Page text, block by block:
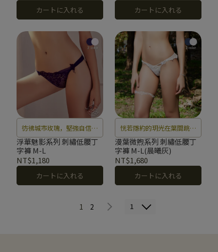
カートに入れる カートに入れる
彷彿城市玫瑰，堅強自信地
飛舞在刺繡蕾絲間，是最美
的經典之作。
浮華魅影系列 刺繡低腰丁
字褲 M-L
NT$1,180
カートに入れる
恍若隱約的玥光在葉間跳躍
閃爍，微風中輕柔的低聲吟
唱。
漫葉微煦系列 刺繡低腰丁
字褲 M-L(晨曦灰)
NT$1,680
カートに入れる
1 2 1